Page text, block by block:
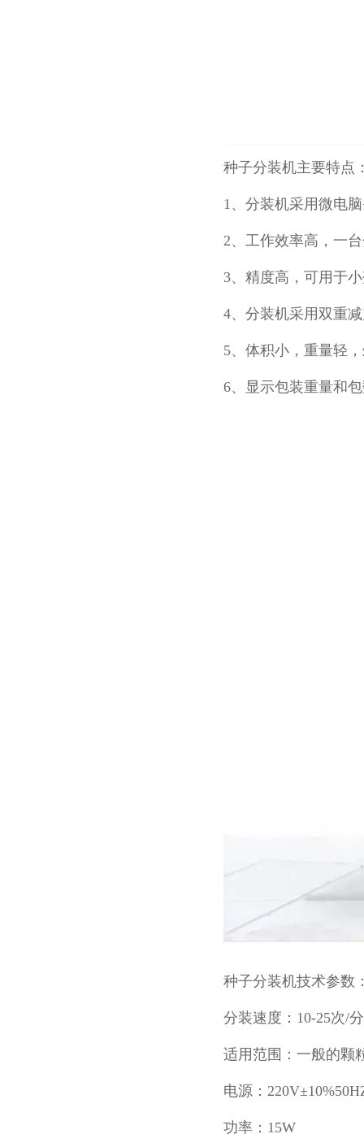
种子分装机主要特点
1、分装机采用微电
2、工作效率高，一
3、精度高，可用于
4、分装机采用双重
5、体积小，重量轻
6、显示包装重量和
种子分装机技术参数
分装速度：10-25次/分
适用范围：一般的颗
电源：
功率：15W